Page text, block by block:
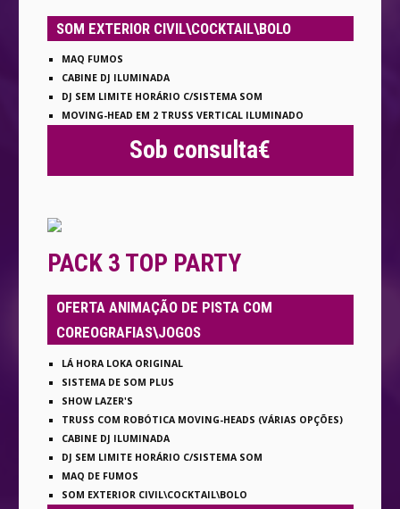
SOM EXTERIOR CIVIL\COCKTAIL\BOLO
MAQ FUMOS
CABINE DJ ILUMINADA
DJ SEM LIMITE HORÁRIO C/SISTEMA SOM
MOVING-HEAD EM 2 TRUSS VERTICAL ILUMINADO
Sob consulta€
PACK 3 TOP PARTY
OFERTA ANIMAÇÃO DE PISTA COM
COREOGRAFIAS\JOGOS
LÁ HORA LOKA ORIGINAL
SISTEMA DE SOM PLUS
SHOW LAZER'S
TRUSS COM ROBÓTICA MOVING-HEADS (VÁRIAS OPÇÕES)
CABINE DJ ILUMINADA
DJ SEM LIMITE HORÁRIO C/SISTEMA SOM
MAQ DE FUMOS
SOM EXTERIOR CIVIL\COCKTAIL\BOLO